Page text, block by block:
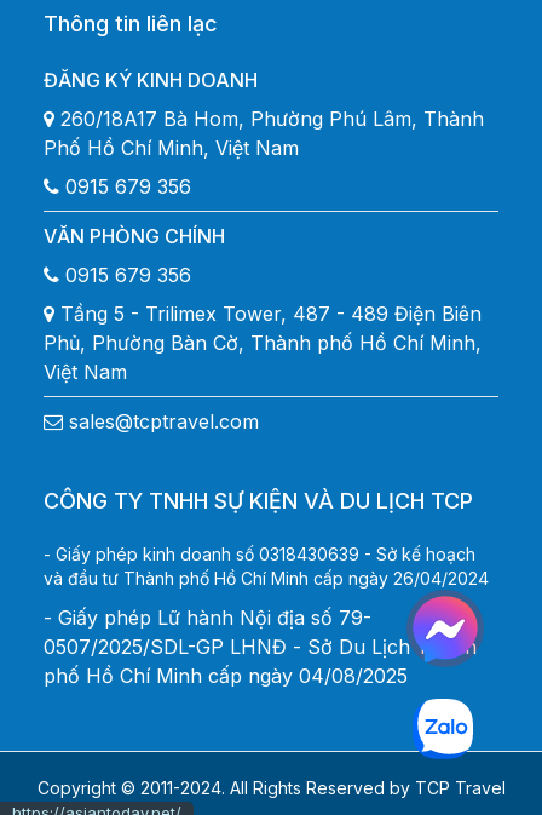
Thông tin liên lạc
ĐĂNG KÝ KINH DOANH
260/18A17 Bà Hom, Phường Phú Lâm, Thành
Phố Hồ Chí Minh, Việt Nam
0915 679 356
VĂN PHÒNG CHÍNH
0915 679 356
Tầng 5 - Trilimex Tower, 487 - 489 Điện Biên
Phủ, Phường Bàn Cờ, Thành phố Hồ Chí Minh,
Việt Nam
sales@tcptravel.com
CÔNG TY TNHH SỰ KIỆN VÀ DU LỊCH TCP
- Giấy phép kinh doanh số 0318430639 - Sở kế hoạch
và đầu tư Thành phố Hồ Chí Minh cấp ngày 26/04/2024
- Giấy phép Lữ hành Nội địa số 79-
0507/2025/SDL-GP LHNĐ - Sở Du Lịch Thành
phố Hồ Chí Minh cấp ngày 04/08/2025
Copyright © 2011-2024. All Rights Reserved by TCP Travel